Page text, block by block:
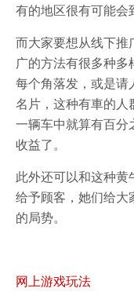
有的地区很有可能会
而大家要想从线下推
广的方法有很多种
每个角落发，或是请
名片，这种有車的人
一辆车中就算有百分
收益了。
此外还可以和这种
给予顾客，她们给
的局势。
网上游戏玩法